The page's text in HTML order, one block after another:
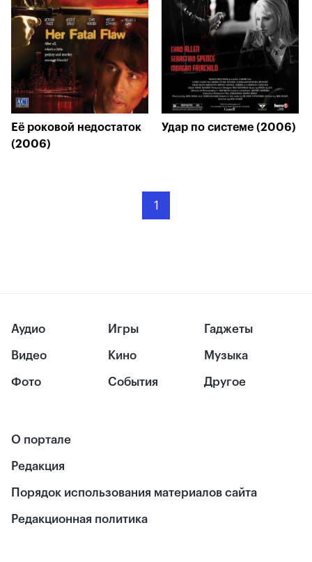
Её роковой недостаток
(2006)
Удар по системе (2006)
1
Аудио
Видео
Фото
Игры
Кино
События
Гаджеты
Музыка
Другое
О портале
Редакция
Порядок использования материалов сайта
Редакционная политика